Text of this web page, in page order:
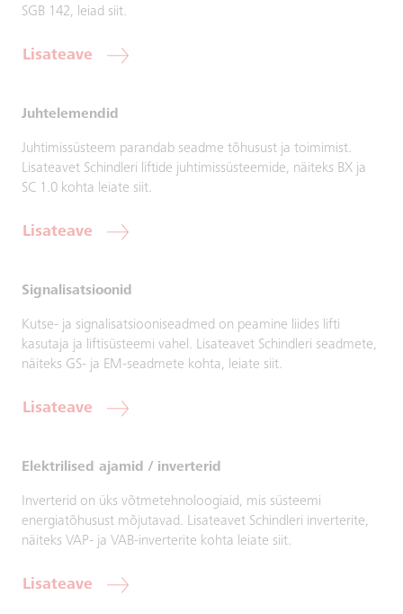
SGB 142, leiad siit.
Lisateave
Juhtelemendid
Juhtimissüsteem parandab seadme tõhusust ja toimimist.
Lisateavet Schindleri liftide juhtimissüsteemide, näiteks BX ja
SC 1.0 kohta leiate siit.
Lisateave
Signalisatsioonid
Kutse- ja signalisatsiooniseadmed on peamine liides lifti
kasutaja ja liftisüsteemi vahel. Lisateavet Schindleri seadmete,
näiteks GS- ja EM-seadmete kohta, leiate siit.
Lisateave
Elektrilised ajamid / inverterid
Inverterid on üks võtmetehnoloogiaid, mis süsteemi
energiatõhusust mõjutavad. Lisateavet Schindleri inverterite,
näiteks VAP- ja VAB-inverterite kohta leiate siit.
Lisateave